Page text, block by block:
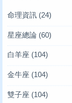
命理資訊 (24)
星座總論 (60)
白羊座 (104)
金牛座 (104)
雙子座 (104)